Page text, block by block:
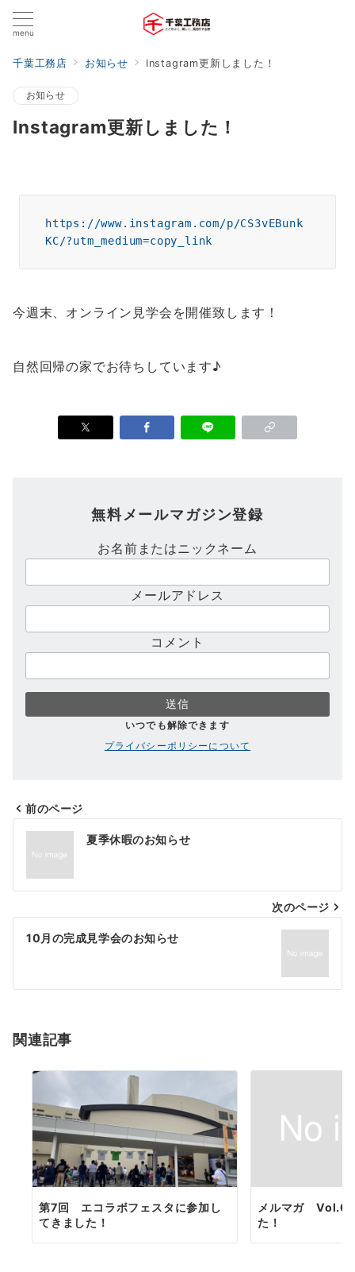
menu
千葉工務店 お知らせ Instagram更新しました！
お知らせ
Instagram更新しました！
https://www.instagram.com/p/CS3vEBunk
KC/?utm_medium=copy_link
今週末、オンライン見学会を開催致します！
自然回帰の家でお待ちしています♪
無料メールマガジン登録
お名前またはニックネーム
メールアドレス
コメント
いつでも解除できます
プライバシーポリシーについて
投
ナ
ビ
ゲ
シ
ン
前のページ
夏季休暇のお知らせ
次のページ
10月の完成見学会のお知らせ
関連記事
第7回 エコラボフェスタに参加し
てきました！
メルマガ
た！